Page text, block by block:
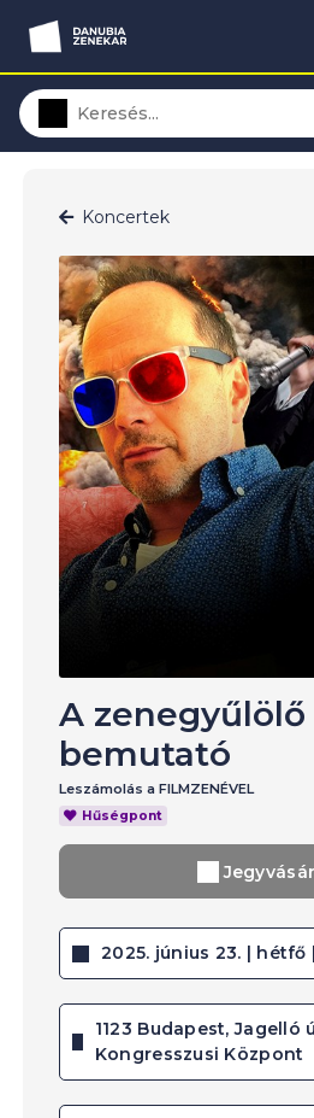
Koncertek
A zenegyűlölő
bemutató
Leszámolás a FILMZENÉVEL
Hűségpont
2025. június 23. | hétfő
1123 Budapest, Jagelló
Kongresszusi Központ